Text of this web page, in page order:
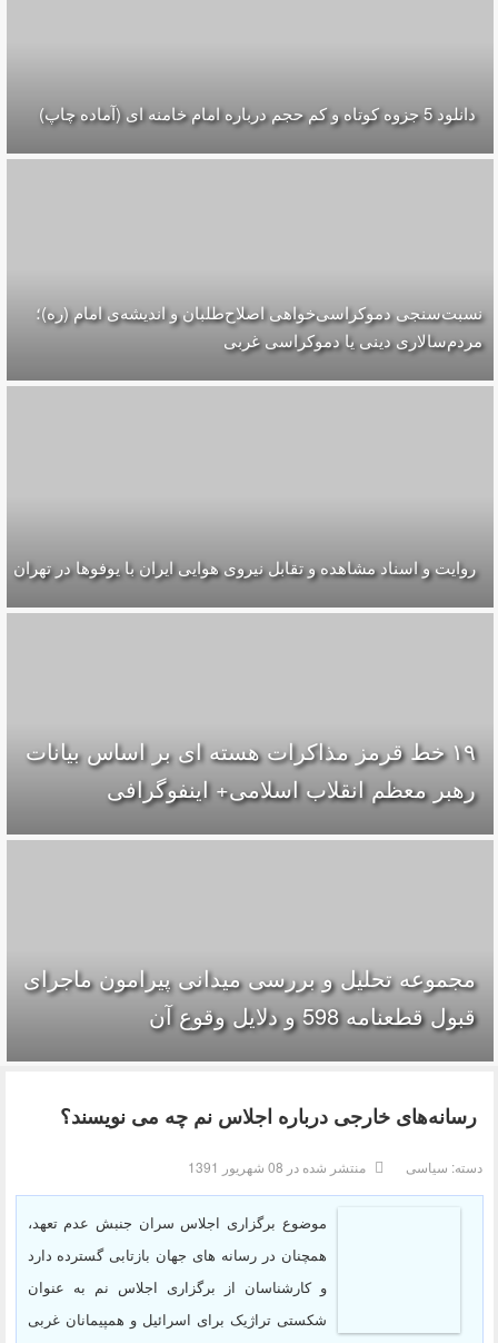
دانلود 5 جزوه كوتاه و كم حجم درباره امام خامنه ای (آماده چاپ)
نسبت‌سنجی دموکراسی‌خواهی اصلاح‌طلبان و اندیشه‌ی امام (ره)؛
مردم‌سالاری دینی یا دموکراسی غربی
روایت و اسناد مشاهده و تقابل نیروی هوایی ایران با یوفوها در تهران
۱۹ خط قرمز مذاکرات هسته ای بر اساس بیانات
رهبر معظم انقلاب اسلامی+ اینفوگرافی
مجموعه تحلیل و بررسی میدانی پیرامون ماجرای
قبول قطعنامه 598 و دلایل وقوع آن
رسانه‌های خارجی درباره اجلاس نم چه می نویسند؟
دسته: سیاسی منتشر شده در 08 شهریور 1391
موضوع برگزاری اجلاس سران جنبش عدم تعهد،
همچنان در رسانه های جهان بازتابی گسترده دارد
و کارشناسان از برگزاری اجلاس نم به عنوان
شکستی تراژیک برای اسرائیل و همپیمانان غربی